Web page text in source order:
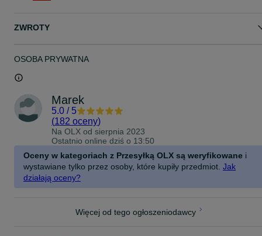
Zobacz też inne moje ogłoszenia – mam więcej starych gier PC,
CD Action, Top Secret, Gambler oraz Komputer Świat Gry.
gorky zero, fabryka niewolników, gorky 17, metropolis software,
komputerowa, retro pc, klasyczna gra na pc, kolekcjonerska gra,
dobra gra, cd rom, polski producent gier, gry komputerowe, agent
specjalny, postapokalipsa
Przedmiot pochodzi z mojej prywatnej kolekcji zbieranej przez
ZWROTY
OSOBA PRYWATNA
Marek
5.0 / 5
(182 oceny)
Na OLX od sierpnia 2023
Ostatnio online dziś o 13:50
Oceny w kategoriach z Przesyłką OLX są weryfikowane i
wystawiane tylko przez osoby, które kupiły przedmiot. Jak
działają oceny?
Więcej od tego ogłoszeniodawcy